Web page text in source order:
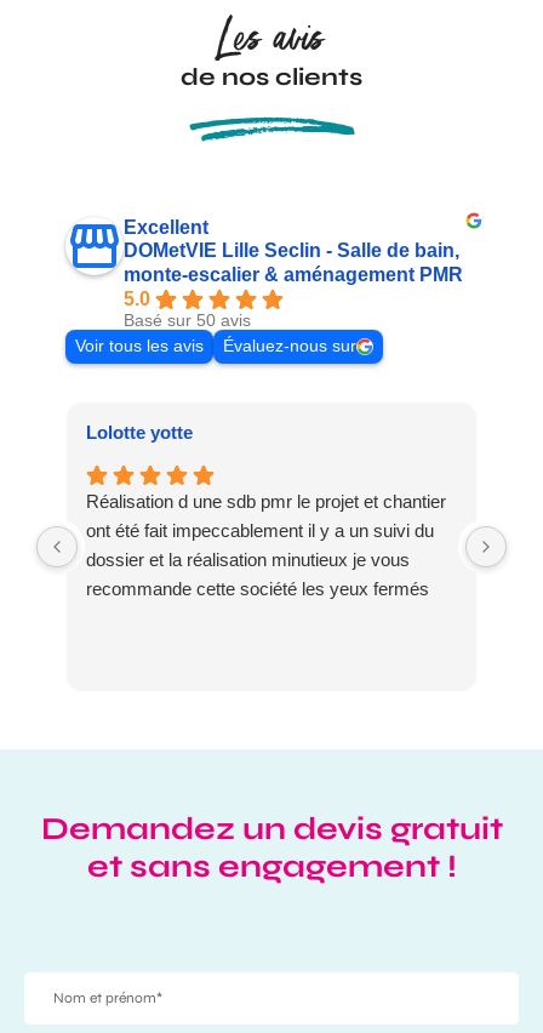
Les avis
de nos clients
Excellent
DOMetVIE Lille Seclin - Salle de bain,
monte-escalier & aménagement PMR
5.0
Basé sur 50 avis
Voir tous les avis
Évaluez-nous sur
Lolotte yotte
Réalisation d une sdb pmr le projet et chantier
ont été fait impeccablement il y a un suivi du
dossier et la réalisation minutieux je vous
recommande cette société les yeux fermés
Demandez un devis gratuit
et sans engagement !